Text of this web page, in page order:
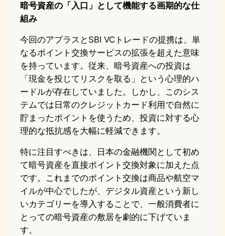
暗号資産の「入口」として機能する画期的な仕
組み
今回のアプラスとSBI VCトレードの提携は、単
なるポイント交換サービスの拡張を超えた意味
を持っています。従来、暗号資産への投資は
「現金を投じてリスクを取る」という心理的ハ
ードルが存在していました。しかし、このシス
テムでは日常のクレジットカード利用で自然に
貯まったポイントを使うため、投資に対する心
理的な抵抗感を大幅に軽減できます。
特に注目すべきは、日本の金融機関として初め
て暗号資産を直接ポイント交換対象に加えた点
です。これまでのポイント交換は商品や航空マ
イルが中心でしたが、デジタル資産という新し
いカテゴリーを導入することで、一般消費者に
とっての暗号資産の敷居を劇的に下げていま
す。